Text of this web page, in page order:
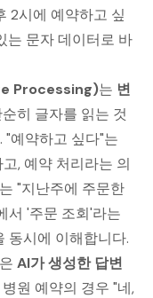
2시에 예약하고 싶
는 문자 데이터로 바
Processing)는 변
히 글자를 읽는 것
"예약하고 싶다"는
, 예약 처리라는 의
"지난주에 주문한
서 '주문 조회'라는
동시에 이해합니다.
은 AI가 생성한 답변
원 예약의 경우 "네,